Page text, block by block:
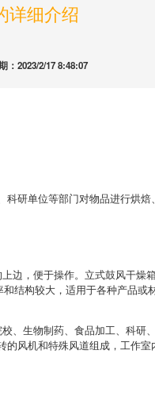
详细介绍
2023/2/17 8:48:07
研单位等部门对物品进行烘焙
，便于操作。立式鼓风干
结构较大，适用于各种产品
生物制药、食品加工、科研
风机和特殊风道组成，工作